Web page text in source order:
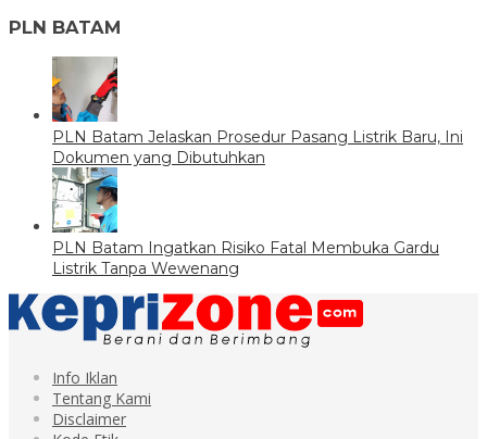
PLN BATAM
PLN Batam Jelaskan Prosedur Pasang Listrik Baru, Ini
Dokumen yang Dibutuhkan
PLN Batam Ingatkan Risiko Fatal Membuka Gardu
Listrik Tanpa Wewenang
Info Iklan
Tentang Kami
Disclaimer